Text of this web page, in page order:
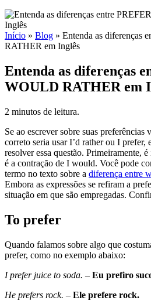
Início » Blog » Entenda as diferenças
RATHER em Inglês
Entenda as diferenças
WOULD RATHER em
2 minutos de leitura.
Se ao escrever sobre suas
correto seria usar I’d rather ou I prefer,
resolver essa questão. Primeiramente,
é a contração de I would. Você pode
termo no texto sobre a diferença entre
Embora as expressões se refiram a
situação em que são empregadas.
To prefer
Quando falamos sobre algo que
prefer, como no exemplo abaixo:
I prefer juice to soda. – Eu prefiro
He prefers rock. – Ele prefere rock.